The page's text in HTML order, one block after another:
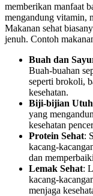
memberikan manfaat
mengandung vitamin,
Makanan sehat
jenuh. Contoh
Buah dan
Buah-buahan
seperti brokoli,
kesehatan.
Biji-bijian Utuh
yang
kesehatan
Protein Sehat:
kacang-
dan
Lemak Sehat:
kacang-
menjaga